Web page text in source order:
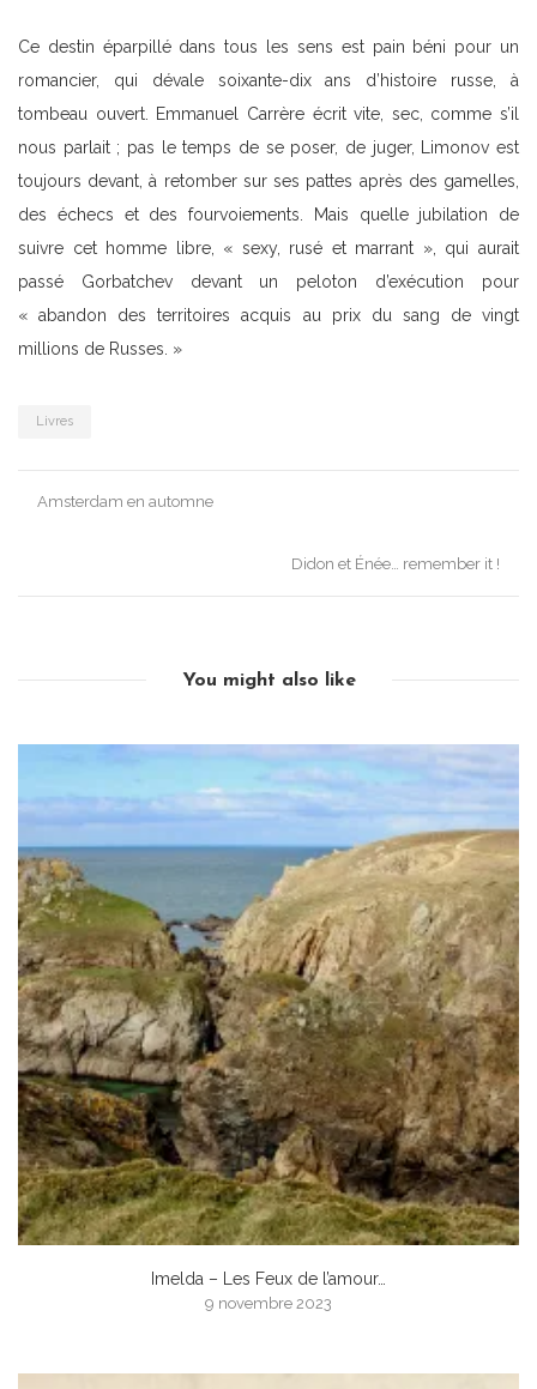
Ce destin éparpillé dans tous les sens est pain béni pour un
romancier, qui dévale soixante-dix ans d’histoire russe, à
tombeau ouvert. Emmanuel Carrère écrit vite, sec, comme s’il
nous parlait ; pas le temps de se poser, de juger, Limonov est
toujours devant, à retomber sur ses pattes après des gamelles,
des échecs et des fourvoiements. Mais quelle jubilation de
suivre cet homme libre, « sexy, rusé et marrant », qui aurait
passé Gorbatchev devant un peloton d’exécution pour
« abandon des territoires acquis au prix du sang de vingt
millions de Russes. »
Livres
Post
Amsterdam en automne
Didon et Énée… remember it !
You might also like
Imelda – Les Feux de l’amour…
9 novembre 2023